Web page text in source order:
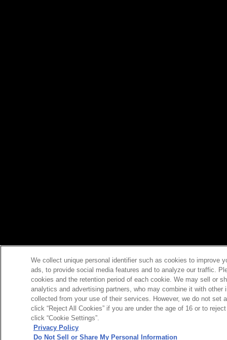
We collect unique personal identifier such as cookies to improve
ads, to provide social media features and to analyze our traffic.
cookies and the retention period of each cookie. We may sell or
analytics and advertising partners, who may combine it with
collected from your use of their services. However, we do not set
click “Reject All Cookies” if you are under the age of 16 or to
click “Cookie Settings”.
Privacy Policy
Do Not Sell or Share My Personal Information